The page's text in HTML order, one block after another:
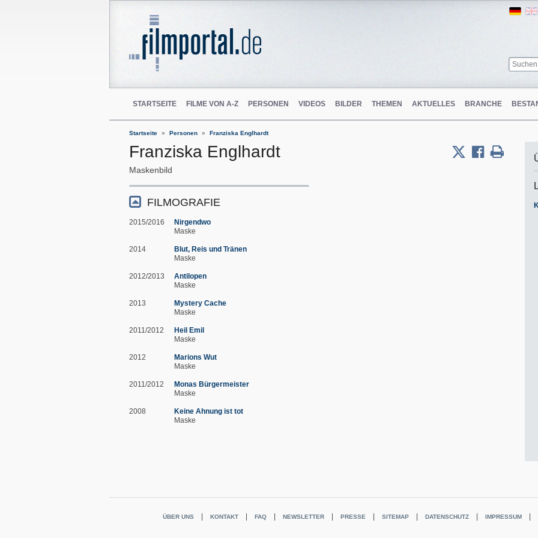
STARTSEITE FILME VON A-Z PERSONEN VIDEOS BILDER THEMEN AKTUELLES BRANCHE
Startseite Personen Franziska Englhardt
Franziska Englhardt
Maskenbild
FILMOGRAFIE
2015/2016
Nirgendwo
Maske
2014
Blut, Reis und Tränen
Maske
2012/2013
Antilopen
Maske
2013
Mystery Cache
Maske
2011/2012
Heil Emil
Maske
2012
Marions Wut
Maske
2011/2012
Monas Bürgermeister
Maske
2008
Keine Ahnung ist tot
Maske
ÜBER UNS KONTAKT FAQ NEWSLETTER PRESSE SITEMAP DATENSCHUTZ IMPRESSUM